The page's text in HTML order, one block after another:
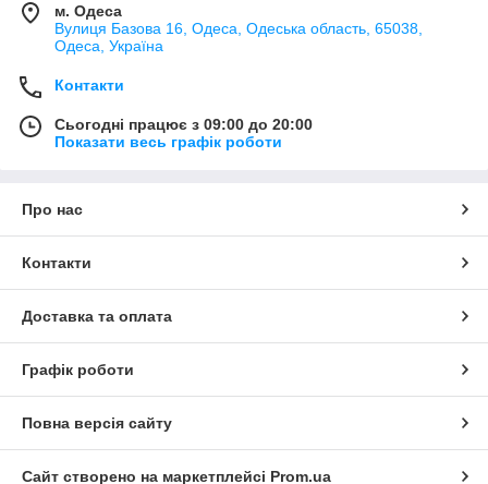
м. Одеса
Вулиця Базова 16, Одеса, Одеська область, 65038,
Одеса, Україна
Контакти
Сьогодні працює з 09:00 до 20:00
Показати весь графік роботи
Про нас
Контакти
Доставка та оплата
Графік роботи
Повна версія сайту
Сайт створено на маркетплейсі Prom.ua